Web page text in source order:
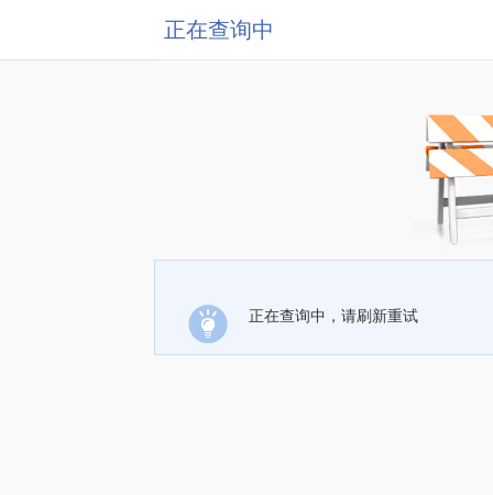
正在查询中
正在查询中，请刷新重试